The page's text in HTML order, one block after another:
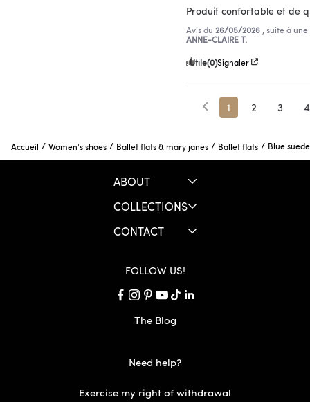
Produit confortable et de
Avis du 26/05/2026 , suite à
ANNE-CLAIRE T.
Utile(0)Signaler
1 2 3 4
Accueil / Women's shoes / Ballet flats & mary janes / Ballet flats / Blue
ABOUT
COLLECTIONS
CONTACT
FOLLOW US!
The Blog
Need help?
Exercise my right of withdrawal